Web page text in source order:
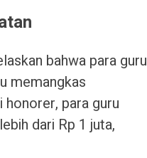
bahwa para guru
memangkas
para guru
dari Rp 1 juta,